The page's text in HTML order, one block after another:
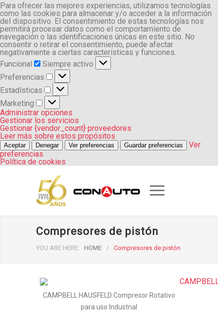
Para ofrecer las mejores experiencias, utilizamos tecnologías
como las cookies para almacenar y/o acceder a la información
del dispositivo. El consentimiento de estas tecnologías nos
permitirá procesar datos como el comportamiento de
navegación o las identificaciones únicas en este sitio. No
consentir o retirar el consentimiento, puede afectar
negativamente a ciertas características y funciones.
Funcional
Funcional
Siempre activo
Preferencias
Preferencias
Estadísticas
Estadísticas
Marketing
Marketing
Administrar opciones
Gestionar los servicios
Gestionar {vendor_count} proveedores
Leer más sobre estos propósitos
Aceptar Denegar Ver preferencias Guardar preferencias
Ver
preferencias
Política de cookies
Compresores de pistón
YOU ARE HERE: HOME / Compresores de pistón
CAMPBELL HAUSFELD Compresor Rotativo
para uso Industrial